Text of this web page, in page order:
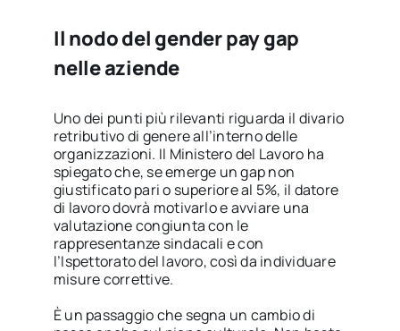
Il nodo del gender pay gap
nelle aziende
Uno dei punti più rilevanti riguarda il divario
retributivo di genere all’interno delle
organizzazioni. Il Ministero del Lavoro ha
spiegato che, se emerge un gap non
giustificato pari o superiore al 5%, il datore
di lavoro dovrà motivarlo e avviare una
valutazione congiunta con le
rappresentanze sindacali e con
l’Ispettorato del lavoro, così da individuare
misure correttive.
È un passaggio che segna un cambio di